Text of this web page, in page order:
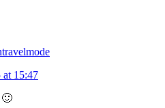
at 15:47
🙂